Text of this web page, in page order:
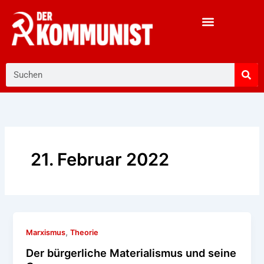
Inhalt
springen
21. Februar 2022
Marxismus,Theorie
Der bürgerliche Materialismus und seine